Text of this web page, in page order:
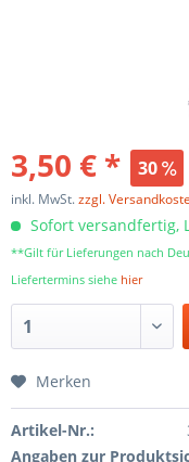
3,50 € * 30
inkl. MwSt.zzgl.
Sofort versandfertig,
**Gilt für Lieferungen nach
Liefertermins siehe hier
Merken
Artikel-Nr.:
Angaben zur